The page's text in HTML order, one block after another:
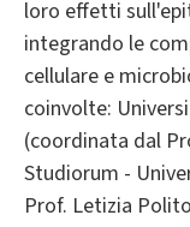
loro effetti
integrando le
cellulare e
coinvolte:
(coordinata dal
Studiorum -
Prof. Letizia